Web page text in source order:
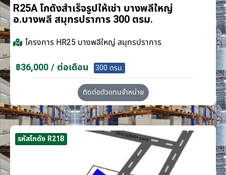
R25A โกดังสำเร็จรูปให้เช่า บางพลีใหญ่
อ.บางพลี สมุทรปราการ 300 ตรม.
โครงการ HR25 บางพลีใหญ่ สมุทรปราการ
฿36,000 / ต่อเดือน 300 ตรม.
ติดต่อตัวแทนจำหน่าย
รหัสโกดัง R21B